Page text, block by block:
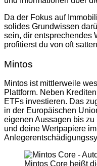
Da der Fokus auf
solides Grundwissen
sein, dir entsprechendes
profitierst du von oft
Mintos
Mintos ist mittlerweile
Plattform. Neben
ETFs investieren. Das
in der Europäischen
eigenen Aussagen bis
und deine Wertpapiere
Mintos Core heißt